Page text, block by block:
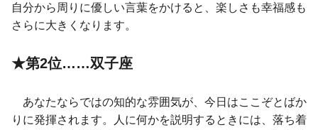
自分から周りに優しい言葉をかけると、楽しさも幸福感も
さらに大きくなります。
★第2位……双子座
あなたならではの知的な雰囲気が、今日はここぞとばか
りに発揮されます。人に何かを説明するときには、落ち着